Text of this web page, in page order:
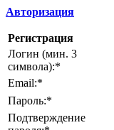
Авторизация
Регистрация
Логин (мин. 3
символа):*
Email:*
Пароль:*
Подтверждение